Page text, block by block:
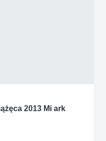
2013 Mi ark